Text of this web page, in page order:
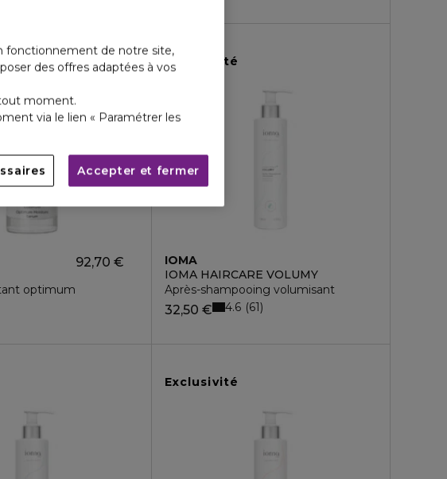
optimum
92,70 €
Exclusivité
IOMA
IOMA HAIRCARE VOLUMY
Après-shampooing volumisant
32,50 € 4.6 61
Exclusivité
fonctionnement de notre site,
des offres adaptées à vos
moment.
via le lien « Paramétrer les
Accepter et fermer